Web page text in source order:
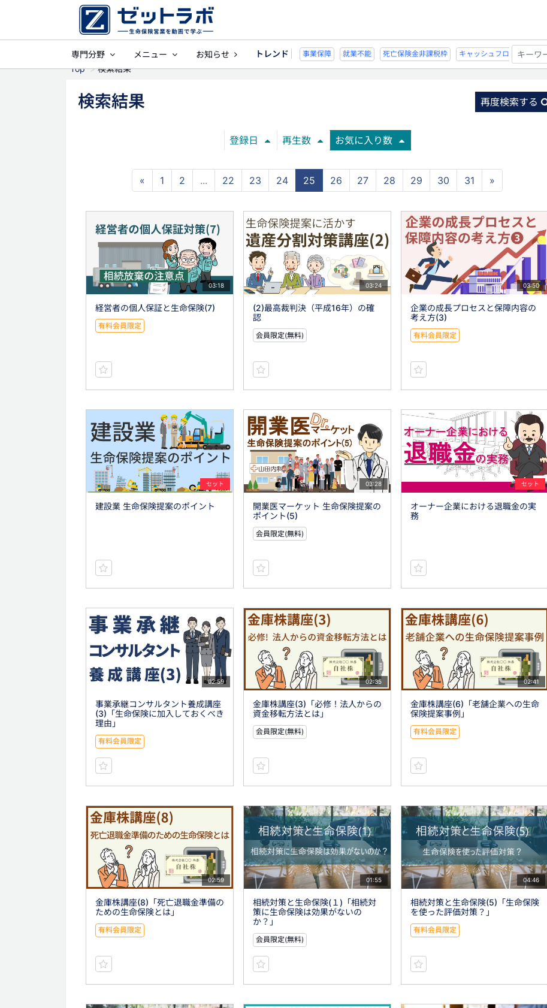
専門分野 メニュー お知らせ トレンド
事業保障 就業不能 死亡保険金非課税枠 キャッシュフロー 宗教法人 事業保障 就業不能
Top
検索結果
検索結果 再度検索する
登録日 再生数 お気に入り数
« 1 2 ... 22 23 24 25 26 27 28 29 30 31 »
03:18
経営者の個人保証と生命保険(7)
有料会員限定
03:24
(2)最高裁判決（平成16年）の確
認
会員限定(無料)
03:50
企業の成長プロセスと保障内容の
考え方(3)
有料会員限定
セット
建設業 生命保険提案のポイント
03:28
開業医マーケット 生命保険提案の
ポイント(5)
会員限定(無料)
セット
オーナー企業における退職金の実
務
02:59
事業承継コンサルタント養成講座
(3)「生命保険に加入しておくべき
理由」
有料会員限定
02:35
金庫株講座(3)「必修！法人からの
資金移転方法とは」
会員限定(無料)
02:41
金庫株講座(6)「老舗企業への生命
保険提案事例」
有料会員限定
02:59
金庫株講座(8)「死亡退職金準備の
ための生命保険とは」
有料会員限定
01:55
相続対策と生命保険(１)「相続対
策に生命保険は効果がないの
か？」
会員限定(無料)
04:46
相続対策と生命保険(5)「生命保険
を使った評価対策？」
有料会員限定